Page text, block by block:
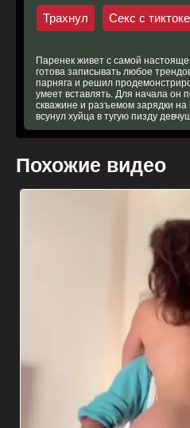
Трахнул Секс c
Паренек живет с самой
готова записывать любое
парняга и решил
умеет вставлять. Для начала он
скважине и разъемом зарядки
всунул хуйца в тугую пизду
Похожие видео